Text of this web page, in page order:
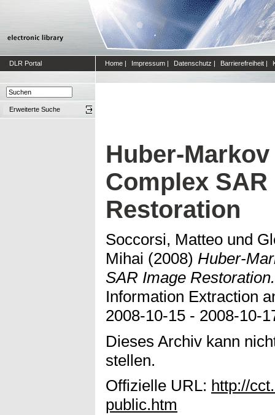
DLR Portal Home | Impressum | Datenschutz | Barrierefreiheit |
Erweiterte Suche
Huber-
Complex SAR
Restoration
Soccorsi, Matteo und
Mihai (2008) Huber-
SAR Image Restoration.
Information Extraction
2008-10-15 - 2008-10-
Dieses Archiv kann
stellen.
Offizielle URL: http://
public.htm